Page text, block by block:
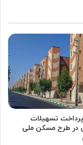
تسهیلات
در طرح مسکن ملی